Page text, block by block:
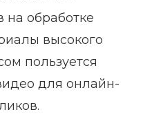
на обработке
высокого
пользуется
для онлайн-